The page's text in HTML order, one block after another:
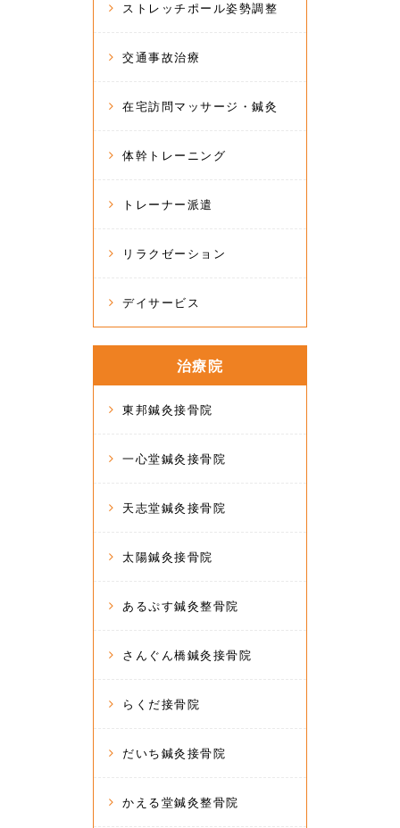
ストレッチポール姿勢調整
交通事故治療
在宅訪問マッサージ・鍼灸
体幹トレーニング
トレーナー派遣
リラクゼーション
デイサービス
治療院
東邦鍼灸接骨院
一心堂鍼灸接骨院
天志堂鍼灸接骨院
太陽鍼灸接骨院
あるぷす鍼灸整骨院
さんぐん橋鍼灸接骨院
らくだ接骨院
だいち鍼灸接骨院
かえる堂鍼灸整骨院